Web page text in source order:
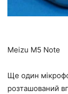
Meizu M5 Note
Ще один
розташований